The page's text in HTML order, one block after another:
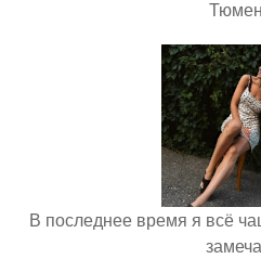
В последнее время я всё